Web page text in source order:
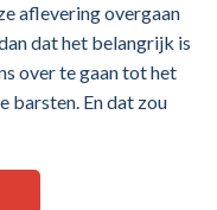
aflevering overgaan
dat het belangrijk is
over te gaan tot het
barsten. En dat zou